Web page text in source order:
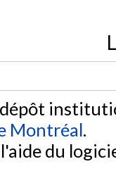
Montréal.
du